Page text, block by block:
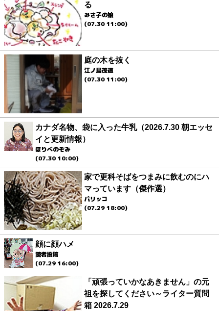
る
みさ子の娘
(07.30 11:00)
庭の木を抜く
江ノ島茂道
(07.30 11:00)
カナダ名物、袋に入った牛乳（2026.7.30 朝エッセ
イと更新情報）
ほりべのぞみ
(07.30 10:00)
家で更科そばをつまみに飲むのにハ
マっています（傑作選）
パリッコ
(07.29 18:00)
顔に顔ハメ
読者投稿
(07.29 16:00)
「頑張っていかなあきません」の元
祖を探してください～ライター質問
箱 2026.7.29